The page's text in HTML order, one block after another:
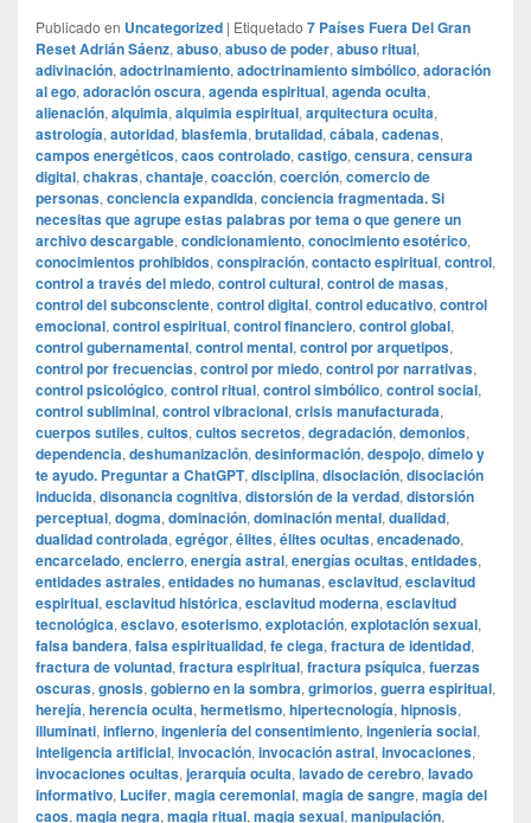
Publicado en Uncategorized | Etiquetado 7 Países Fuera Del Gran
Reset Adrián Sáenz, abuso, abuso de poder, abuso ritual,
adivinación, adoctrinamiento, adoctrinamiento simbólico, adoración
al ego, adoración oscura, agenda espiritual, agenda oculta,
alienación, alquimia, alquimia espiritual, arquitectura oculta,
astrología, autoridad, blasfemia, brutalidad, cábala, cadenas,
campos energéticos, caos controlado, castigo, censura, censura
digital, chakras, chantaje, coacción, coerción, comercio de
personas, conciencia expandida, conciencia fragmentada. Si
necesitas que agrupe estas palabras por tema o que genere un
archivo descargable, condicionamiento, conocimiento esotérico,
conocimientos prohibidos, conspiración, contacto espiritual, control,
control a través del miedo, control cultural, control de masas,
control del subconsciente, control digital, control educativo, control
emocional, control espiritual, control financiero, control global,
control gubernamental, control mental, control por arquetipos,
control por frecuencias, control por miedo, control por narrativas,
control psicológico, control ritual, control simbólico, control social,
control subliminal, control vibracional, crisis manufacturada,
cuerpos sutiles, cultos, cultos secretos, degradación, demonios,
dependencia, deshumanización, desinformación, despojo, dímelo y
te ayudo. Preguntar a ChatGPT, disciplina, disociación, disociación
inducida, disonancia cognitiva, distorsión de la verdad, distorsión
perceptual, dogma, dominación, dominación mental, dualidad,
dualidad controlada, egrégor, élites, élites ocultas, encadenado,
encarcelado, encierro, energía astral, energías ocultas, entidades,
entidades astrales, entidades no humanas, esclavitud, esclavitud
espiritual, esclavitud histórica, esclavitud moderna, esclavitud
tecnológica, esclavo, esoterismo, explotación, explotación sexual,
falsa bandera, falsa espiritualidad, fe ciega, fractura de identidad,
fractura de voluntad, fractura espiritual, fractura psíquica, fuerzas
oscuras, gnosis, gobierno en la sombra, grimorios, guerra espiritual,
herejía, herencia oculta, hermetismo, hipertecnología, hipnosis,
illuminati, infierno, ingeniería del consentimiento, ingeniería social,
inteligencia artificial, invocación, invocación astral, invocaciones,
invocaciones ocultas, jerarquía oculta, lavado de cerebro, lavado
informativo, Lucifer, magia ceremonial, magia de sangre, magia del
caos, magia negra, magia ritual, magia sexual, manipulación,